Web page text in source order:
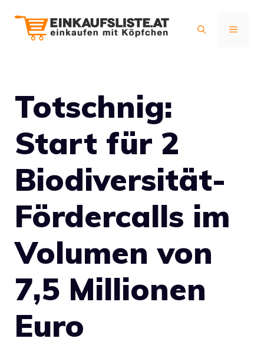
Inhalt
MENÜ
Totschnig:
Start für 2
Biodiversität-
Fördercalls im
Volumen von
7,5 Millionen
Euro